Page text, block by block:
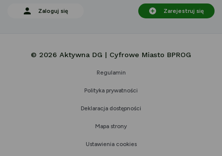
Zaloguj się Zarejestruj się
© 2026 Aktywna DG | Cyfrowe Miasto BPROG
Regulamin
Polityka prywatności
Deklaracja dostępności
Mapa strony
Ustawienia cookies